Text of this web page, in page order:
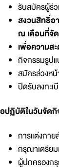
รับสมัครผู้ร่
สงวนสิทธิ์อ
ณ เดือนที่จั
เพื่อความส
กิจกรรมรูป
สมัครล่วงห
ปิดรับลงทะ
ปฏิบัติในวันจัด
การแต่งกาย
กรุณาเตรียม
ผู้ปกครองก